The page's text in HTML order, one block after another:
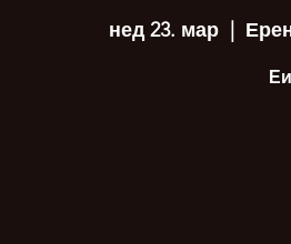
нед 23. мар
  |